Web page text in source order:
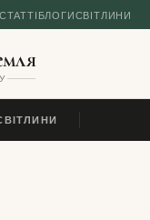
СТАТТІБЛОГИСВІТЛИНИ